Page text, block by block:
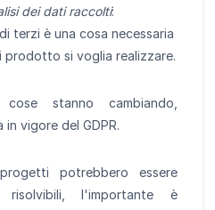
dei dati raccolti:
terzi è una cosa necessaria
prodotto si voglia realizzare.
stanno cambiando,
vigore del GDPR.
potrebbero essere
l'importante è